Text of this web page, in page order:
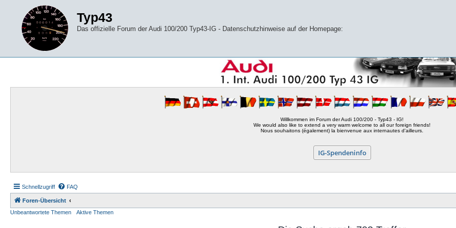
Typ43
Das offizielle Forum der Audi 100/200 Typ43-IG - Datenschutzhinweise auf der Homepage:
Willkommen im Forum der Audi 100/200 - Typ43 - IG!
We would also like to extend a very warm welcome to all our foreign friends!
Nous souhaitons (également) la bienvenue aux internautes d'ailleurs.
IG-Spendeninfo
Schnellzugriff FAQ
Foren-Übersicht
Unbeantwortete Themen
Aktive Themen